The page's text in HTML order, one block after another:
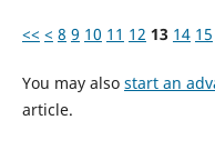
<< < 8 9 10 11 12 13 14 15
You may also start an
article.